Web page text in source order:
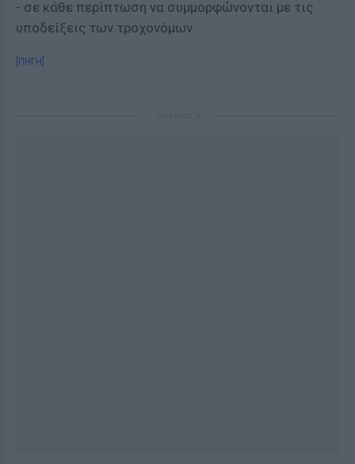
- σε κάθε περίπτωση να συμμορφώνονται με τις
υποδείξεις των τροχονόμων.
[ΠΗΓΗ]